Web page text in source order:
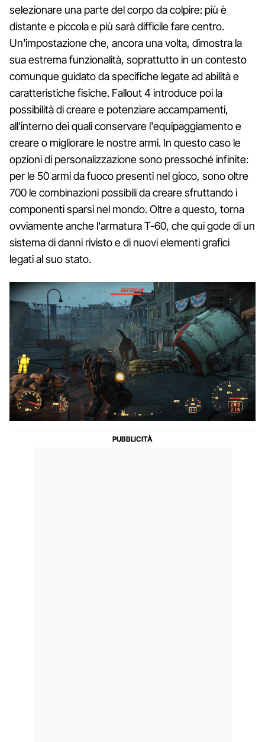
selezionare una parte del corpo da colpire: più è
distante e piccola e più sarà difficile fare centro.
Un'impostazione che, ancora una volta, dimostra la
sua estrema funzionalità, soprattutto in un contesto
comunque guidato da specifiche legate ad abilità e
caratteristiche fisiche. Fallout 4 introduce poi la
possibilità di creare e potenziare accampamenti,
all'interno dei quali conservare l'equipaggiamento e
creare o migliorare le nostre armi. In questo caso le
opzioni di personalizzazione sono pressoché infinite:
per le 50 armi da fuoco presenti nel gioco, sono oltre
700 le combinazioni possibili da creare sfruttando i
componenti sparsi nel mondo. Oltre a questo, torna
ovviamente anche l'armatura T-60, che qui gode di un
sistema di danni rivisto e di nuovi elementi grafici
legati al suo stato.